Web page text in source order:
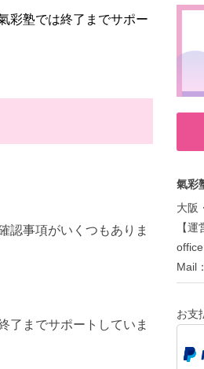
氣彩塾では終了までサポー
認事項がいくつもありま
了までサポートしていま
氣彩
大阪
【運
Mail：
お支